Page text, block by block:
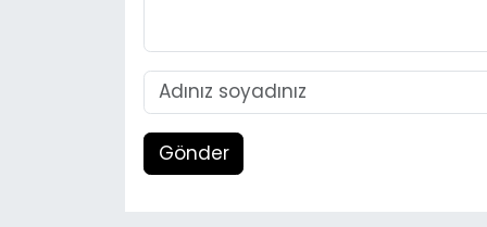
Gönder